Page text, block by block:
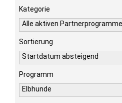
Kategorie
Alle aktiven Partnerprogramme
Sortierung
Startdatum absteigend
Programm
Elbhunde